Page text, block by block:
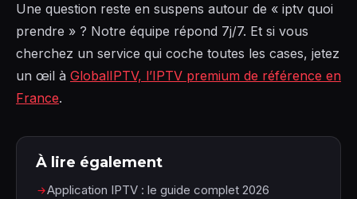
Une question reste en suspens autour de « iptv quoi
prendre » ? Notre équipe répond 7j/7. Et si vous
cherchez un service qui coche toutes les cases, jetez
un œil à GlobalIPTV, l’IPTV premium de référence en
France.
À lire également
Application IPTV : le guide complet 2026